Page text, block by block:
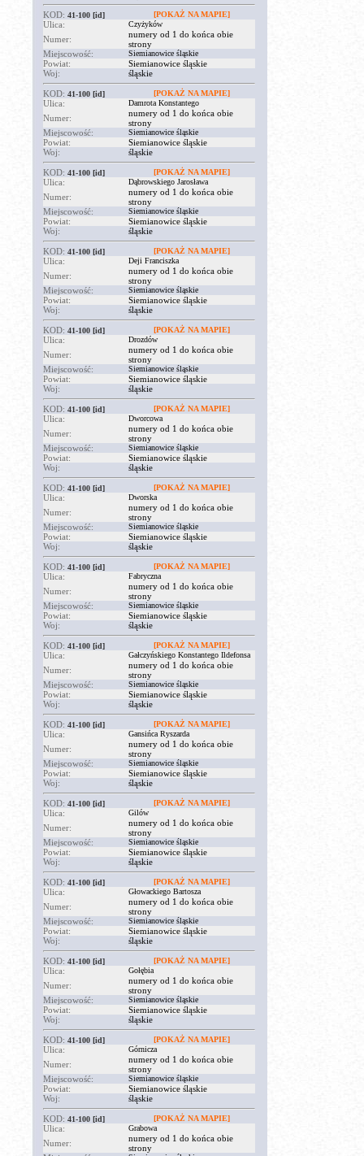
KOD: 41-100 [id] [POKAŻ NA MAPIE]
Ulica: Czyżyków
Numer:
numery od 1 do końca obie
strony
Miejscowość:
Siemianowice śląskie
Powiat:
Siemianowice śląskie
Woj:
śląskie
KOD: 41-100 [id] [POKAŻ NA MAPIE]
Ulica: Damrota Konstantego
Numer:
numery od 1 do końca obie
strony
Miejscowość:
Siemianowice śląskie
Powiat:
Siemianowice śląskie
Woj:
śląskie
KOD: 41-100 [id] [POKAŻ NA MAPIE]
Ulica: Dąbrowskiego Jarosława
Numer:
numery od 1 do końca obie
strony
Miejscowość:
Siemianowice śląskie
Powiat:
Siemianowice śląskie
Woj:
śląskie
KOD: 41-100 [id] [POKAŻ NA MAPIE]
Ulica: Deji Franciszka
Numer:
numery od 1 do końca obie
strony
Miejscowość:
Siemianowice śląskie
Powiat:
Siemianowice śląskie
Woj:
śląskie
KOD: 41-100 [id] [POKAŻ NA MAPIE]
Ulica: Drozdów
Numer:
numery od 1 do końca obie
strony
Miejscowość:
Siemianowice śląskie
Powiat:
Siemianowice śląskie
Woj:
śląskie
KOD: 41-100 [id] [POKAŻ NA MAPIE]
Ulica: Dworcowa
Numer:
numery od 1 do końca obie
strony
Miejscowość:
Siemianowice śląskie
Powiat:
Siemianowice śląskie
Woj:
śląskie
KOD: 41-100 [id] [POKAŻ NA MAPIE]
Ulica: Dworska
Numer:
numery od 1 do końca obie
strony
Miejscowość:
Siemianowice śląskie
Powiat:
Siemianowice śląskie
Woj:
śląskie
KOD: 41-100 [id] [POKAŻ NA MAPIE]
Ulica: Fabryczna
Numer:
numery od 1 do końca obie
strony
Miejscowość:
Siemianowice śląskie
Powiat:
Siemianowice śląskie
Woj:
śląskie
KOD: 41-100 [id] [POKAŻ NA MAPIE]
Ulica: Gałczyńskiego Konstantego Ildefonsa
Numer:
numery od 1 do końca obie
strony
Miejscowość:
Siemianowice śląskie
Powiat:
Siemianowice śląskie
Woj:
śląskie
KOD: 41-100 [id] [POKAŻ NA MAPIE]
Ulica: Gansińca Ryszarda
Numer:
numery od 1 do końca obie
strony
Miejscowość:
Siemianowice śląskie
Powiat:
Siemianowice śląskie
Woj:
śląskie
KOD: 41-100 [id] [POKAŻ NA MAPIE]
Ulica: Gilów
Numer:
numery od 1 do końca obie
strony
Miejscowość:
Siemianowice śląskie
Powiat:
Siemianowice śląskie
Woj:
śląskie
KOD: 41-100 [id] [POKAŻ NA MAPIE]
Ulica: Głowackiego Bartosza
Numer:
numery od 1 do końca obie
strony
Miejscowość:
Siemianowice śląskie
Powiat:
Siemianowice śląskie
Woj:
śląskie
KOD: 41-100 [id] [POKAŻ NA MAPIE]
Ulica: Gołębia
Numer:
numery od 1 do końca obie
strony
Miejscowość:
Siemianowice śląskie
Powiat:
Siemianowice śląskie
Woj:
śląskie
KOD: 41-100 [id] [POKAŻ NA MAPIE]
Ulica: Górnicza
Numer:
numery od 1 do końca obie
strony
Miejscowość:
Siemianowice śląskie
Powiat:
Siemianowice śląskie
Woj:
śląskie
KOD: 41-100 [id] [POKAŻ NA MAPIE]
Ulica: Grabowa
Numer:
numery od 1 do końca obie
strony